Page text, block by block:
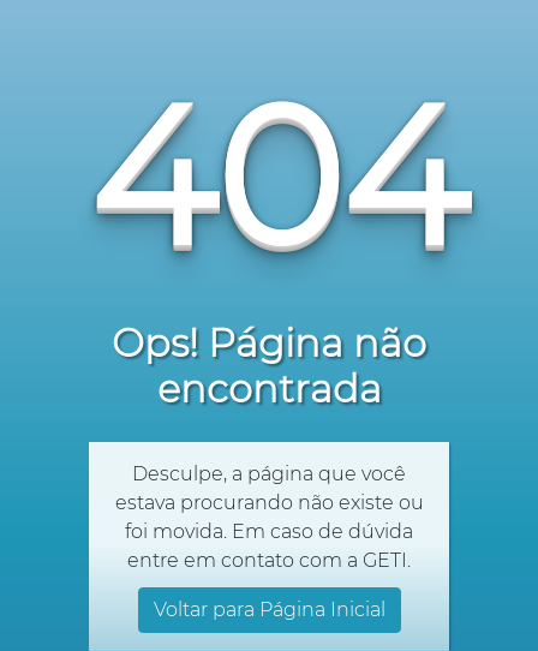
404
Ops! Página não
encontrada
Desculpe, a página que você
estava procurando não existe ou
foi movida. Em caso de dúvida
entre em contato com a GETI.
Voltar para Página Inicial